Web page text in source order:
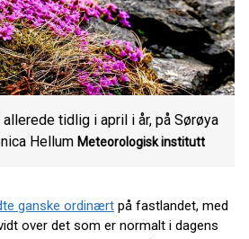
tidlig i april i år, på Sørøya
Hellum Meteorologisk institutt
ganske ordinært på fastlandet, med
over det som er normalt i dagens